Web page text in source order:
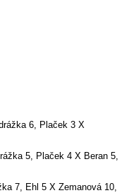
6, Plaček 3 X
5, Plaček 4 X Beran 5,
7, Ehl 5 X Zemanová 10,